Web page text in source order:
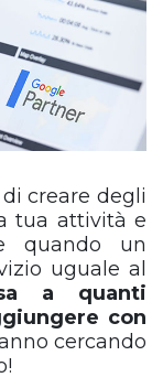
creare degli
tua attività e
quando un
uguale al
a quanti
con
cercando